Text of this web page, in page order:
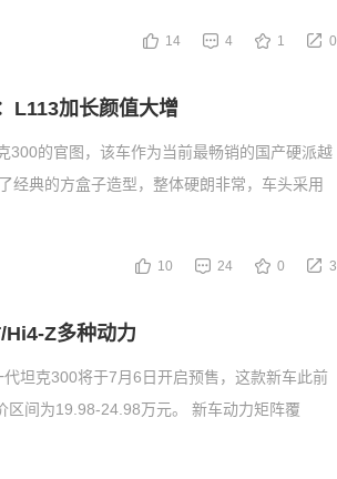
14 4 1 0
L113加长颜值大增
300的官图，该车作为当前最畅销的国产硬派越
经典的方盒子造型，整体硬朗非常，车头采用
10 24 0 3
Z多种动力
坦克300将于7月6日开启预售，这款新车此前
区间为19.98-24.98万元。 新车动力矩阵覆